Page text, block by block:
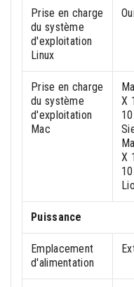
Prise en charge
du système
d'exploitation
Linux
Prise en charge
du système
d'exploitation
Mac
X
X
Puissance
Emplacement
d'alimentation